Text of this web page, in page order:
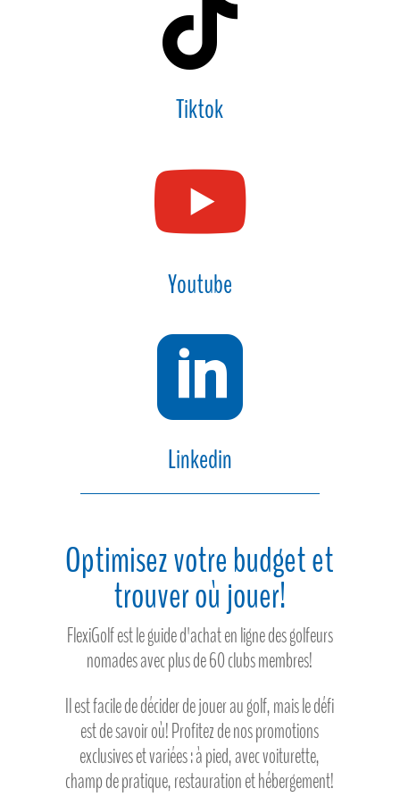

Tiktok

Youtube

Linkedin
Optimisez votre budget et
trouver où jouer!
FlexiGolf est le guide d'achat en ligne des golfeurs
nomades avec plus de 60 clubs membres!
Il est facile de décider de jouer au golf, mais le défi
est de savoir où! Profitez de nos promotions
exclusives et variées : à pied, avec voiturette,
champ de pratique, restauration et hébergement!